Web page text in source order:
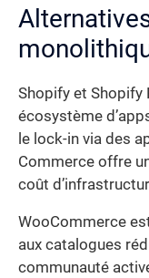
Shopify et Shopify
écosystème
le lock-in via des
Commerce offre
coût
WooCommerce
aux catalogues
communauté